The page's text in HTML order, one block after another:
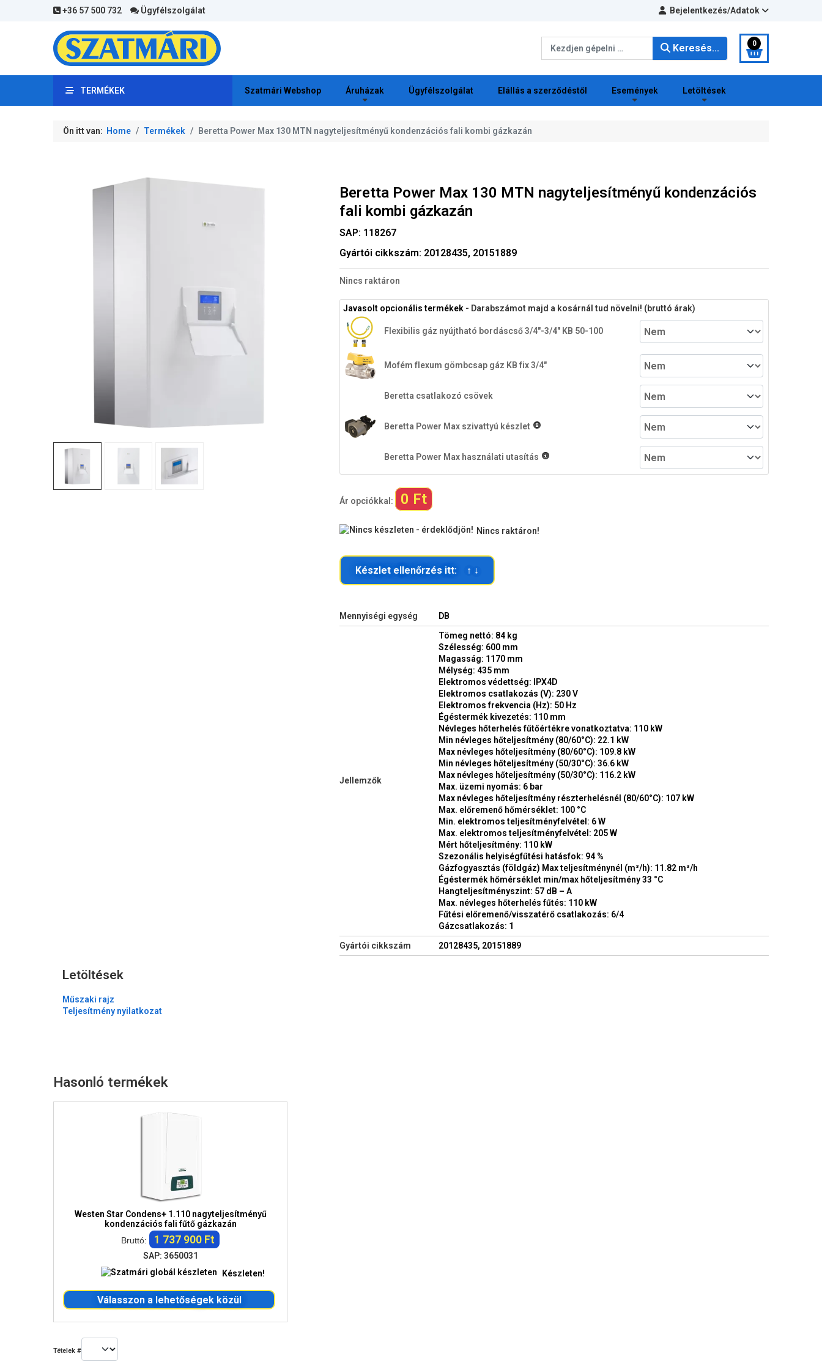
+36 57 500 732 Ügyfélszolgálat Bejelentkezés/Adatok
Keresés... 0
TERMÉKEK Szatmári Webshop Áruházak Ügyfélszolgálat Elállás a szerződéstől Események Letöltések
Ön itt van: Home Termékek Beretta Power Max 130 MTN nagyteljesítményű kondenzációs fali kombi gázkazán
Beretta Power Max 130 MTN nagyteljesítményű kondenzációs
fali kombi gázkazán
SAP: 118267
Gyártói cikkszám: 20128435, 20151889
Nincs raktáron
Javasolt opcionális termékek - Darabszámot majd a kosárnál tud növelni! (bruttó árak)
Flexibilis gáz nyújtható bordáscső 3/4"-3/4" KB 50-100
Mofém flexum gömbcsap gáz KB fix 3/4"
Beretta csatlakozó csövek
Beretta Power Max szivattyú készlet
Beretta Power Max használati utasítás
Ár opciókkal: 0 Ft
Nincs raktáron!
Készlet ellenőrzés itt: ↑ ↓
Mennyiségi egység DB
Jellemzők
Tömeg nettó: 84 kg
Szélesség: 600 mm
Magasság: 1170 mm
Mélység: 435 mm
Elektromos védettség: IPX4D
Elektromos csatlakozás (V): 230 V
Elektromos frekvencia (Hz): 50 Hz
Égéstermék kivezetés: 110 mm
Névleges hőterhelés fűtőértékre vonatkoztatva: 110 kW
Min névleges hőteljesítmény (80/60°C): 22.1 kW
Max névleges hőteljesítmény (80/60°C): 109.8 kW
Min névleges hőteljesítmény (50/30°C): 36.6 kW
Max névleges hőteljesítmény (50/30°C): 116.2 kW
Max. üzemi nyomás: 6 bar
Max névleges hőteljesítmény részterhelésnél (80/60°C): 107 kW
Max. előremenő hőmérséklet: 100 °C
Min. elektromos teljesítményfelvétel: 6 W
Max. elektromos teljesítményfelvétel: 205 W
Mért hőteljesítmény: 110 kW
Szezonális helyiségfűtési hatásfok: 94 %
Gázfogyasztás (földgáz) Max teljesítménynél (m³/h): 11.82 m³/h
Égéstermék hőmérséklet min/max hőteljesítmény 33 °C
Hangteljesítményszint: 57 dB – A
Max. névleges hőterhelés fűtés: 110 kW
Fűtési előremenő/visszatérő csatlakozás: 6/4
Gázcsatlakozás: 1
Gyártói cikkszám
20128435, 20151889
Letöltések
Műszaki rajz
Teljesítmény nyilatkozat
Hasonló termékek
Westen Star Condens+ 1.110 nagyteljesítményű
kondenzációs fali fűtő gázkazán
Bruttó:
1 737 900 Ft
SAP: 3650031
Készleten!
Válasszon a lehetőségek közül
Tételek #